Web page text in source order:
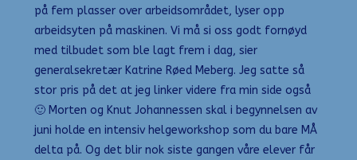
på fem plasser over arbeidsområdet, lyser opp
arbeidsyten på maskinen. Vi må si oss godt fornøyd
med tilbudet som ble lagt frem i dag, sier
generalsekretær Katrine Røed Meberg. Jeg satte så
stor pris på det at jeg linker videre fra min side også
🙂 Morten og Knut Johannessen skal i begynnelsen av
juni holde en intensiv helgeworkshop som du bare MÅ
delta på. Og det blir nok siste gangen våre elever får